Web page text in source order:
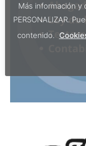
Más información y
PERSONALIZAR.
contenido.